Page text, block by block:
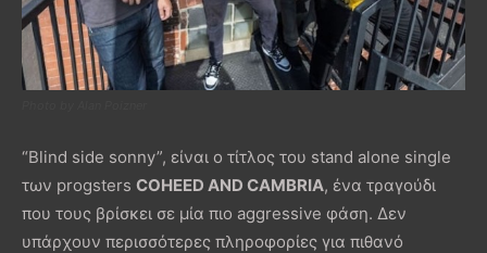
“Blind side sonny”, είναι ο τίτλος του stand alone single
των progsters COHEED AND CAMBRIA, ένα τραγούδι
που τους βρίσκει σε μία πιο aggressive φάση. Δεν
υπάρχουν περισσότερες πληροφορίες για πιθανό